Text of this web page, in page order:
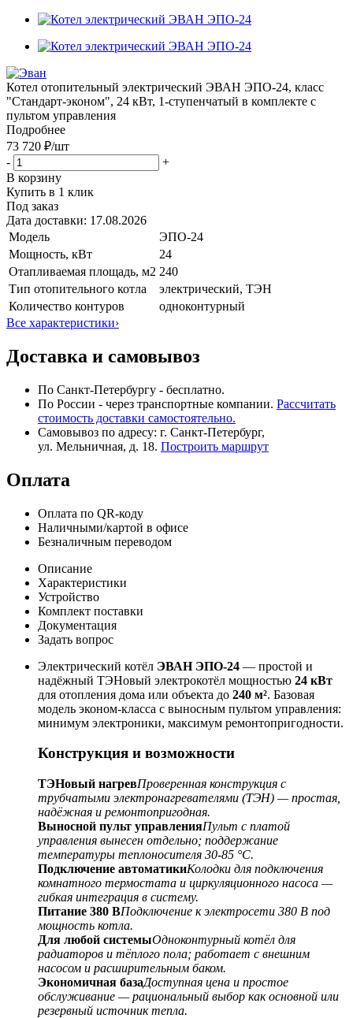
Котел отопительный электрический ЭВАН ЭПО-24, класс
"Стандарт-эконом", 24 кВт, 1-ступенчатый в комплекте с
пультом управления
Подробнее
73 720 ₽/шт
-
+
В корзину
Купить в 1 клик
Под заказ
Дата доставки: 17.08.2026
Модель
ЭПО-24
Мощность, кВт
24
Отапливаемая площадь, м2 240
Тип отопительного котла
электрический, ТЭН
Количество контуров
одноконтурный
Все характеристики›
Доставка и самовывоз
По Санкт-Петербургу - бесплатно.
По России - через транспортные компании. Рассчитать
стоимость доставки самостоятельно.
Самовывоз по адресу: г. Санкт-Петербург,
ул. Мельничная, д. 18. Построить маршрут
Оплата
Оплата по QR-коду
Наличными/картой в офисе
Безналичным переводом
Описание
Характеристики
Устройство
Комплект поставки
Документация
Задать вопрос
Электрический котёл ЭВАН ЭПО-24 — простой и
надёжный ТЭНовый электрокотёл мощностью 24 кВт
для отопления дома или объекта до 240 м². Базовая
модель эконом-класса с выносным пультом управления:
минимум электроники, максимум ремонтопригодности.
Конструкция и возможности
ТЭНовый нагревПроверенная конструкция с
трубчатыми электронагревателями (ТЭН) — простая,
надёжная и ремонтопригодная.
Выносной пульт управленияПульт с платой
управления вынесен отдельно; поддержание
температуры теплоносителя 30-85 °С.
Подключение автоматикиКолодки для подключения
комнатного термостата и циркуляционного насоса —
гибкая интеграция в систему.
Питание 380 ВПодключение к электросети 380 В под
мощность котла.
Для любой системыОдноконтурный котёл для
радиаторов и тёплого пола; работает с внешним
насосом и расширительным баком.
Экономичная базаДоступная цена и простое
обслуживание — рациональный выбор как основной или
резервный источник тепла.